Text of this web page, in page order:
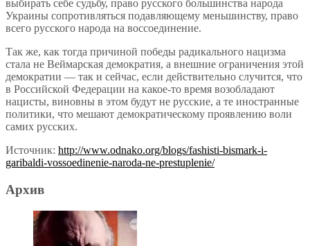
выбирать себе судьбу, право русского большинства народа
Украины сопротивляться подавляющему меньшинству, право
всего русского народа на воссоединение.
Так же, как тогда причиной победы радикального нацизма
стала не Веймарская демократия, а внешние ограничения этой
демократии — так и сейчас, если действительно случится, что
в Российской Федерации на какое-то время возобладают
нацисты, виновны в этом будут не русские, а те иностранные
политики, что мешают демократическому проявлению воли
самих русских.
Источник: http://www.odnako.org/blogs/fashisti-bismark-i-
garibaldi-vossoedinenie-naroda-ne-prestuplenie/
Архив